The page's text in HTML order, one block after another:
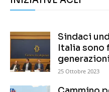
Sindaci
Italia sono
25 Ottobre 2023